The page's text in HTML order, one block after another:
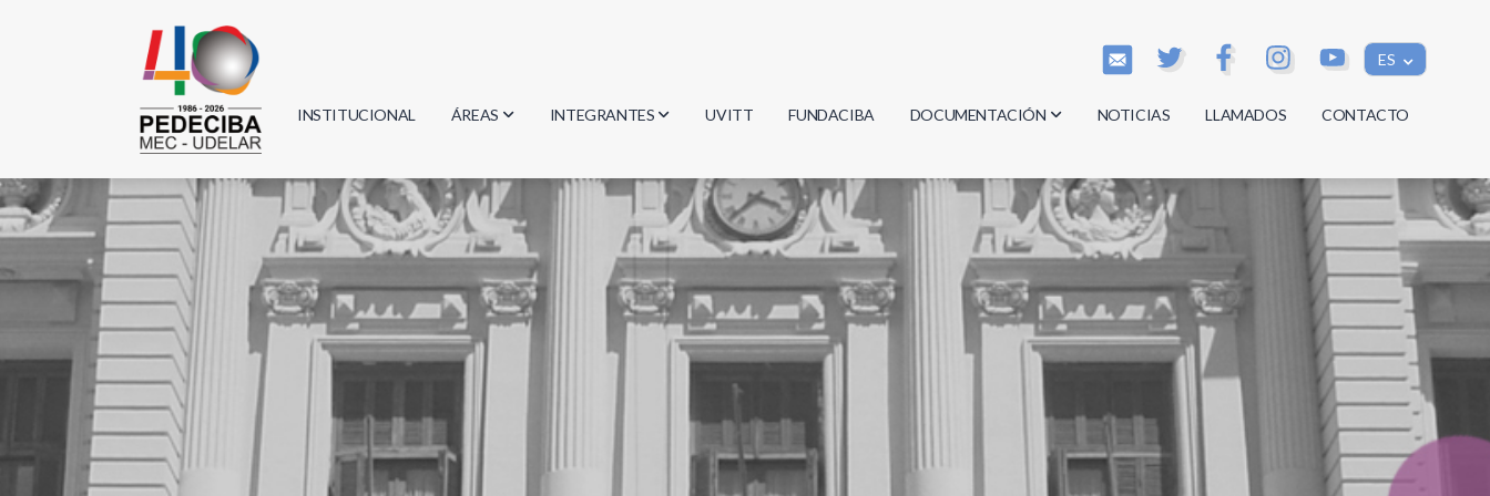
ES
INSTITUCIONAL ÁREAS
Biología
Física
Geociencias
Informática
Matemática
INTEGRANTES
Investigadores
Estudiantes
Egresados
UVITT FUNDACIBA DOCUMENTACIÓN
Actas
Reglamentos
Documentos
NOTICIAS LLAMADOS CONTACTO